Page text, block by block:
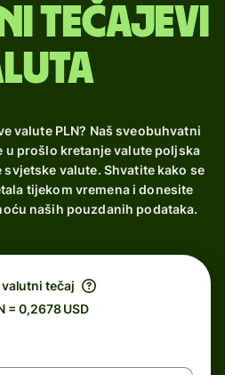
tečajevi
valute PLN? Naš sveobuhvatni
u prošlo kretanje valute poljska
valute. Shvatite kako se
tijekom vremena i donesite
naših pouzdanih podataka.
tečaj
= 0,2678 USD